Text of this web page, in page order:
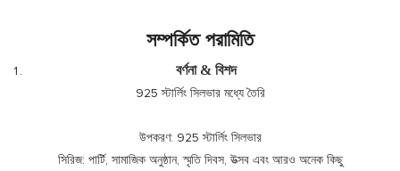
সম্পর্কিত পরামিতি
বর্ণনা & বিশদ
925 স্টার্লিং সিলভার মধ্যে তৈরি
উপকরণ: 925 স্টার্লিং সিলভার
সিরিজ: পার্টি, সামাজিক অনুষ্ঠান, স্মৃতি দিবস, উত্সব এবং আরও অনেক কিছু